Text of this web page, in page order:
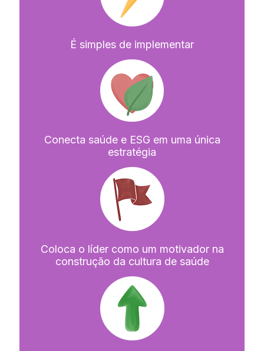
É simples de implementar
Conecta saúde e ESG em uma única
estratégia
Coloca o líder como um motivador na
construção da cultura de saúde